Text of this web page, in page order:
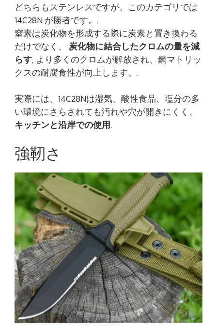
どちらもステンレスですが、このカテゴリでは
14C28N が勝者です。.
窒素は炭化物を形成する際に炭素と置き換わる
だけでなく、 炭化物に結合したクロムの量を減
らす, より多くのクロムが解放され、鋼マトリッ
クスの耐腐食性が向上します。.
実際には、14C28Nは湿気、酸性食品、塩分の多
い環境にさらされても汚れや穴が開きにくく、
キッチンと沿岸での使用.
強靭さ